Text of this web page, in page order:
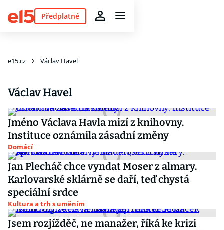
Předplatné
e15.cz Václav Havel
Václav Havel
Jméno Václava Havla mizí z knihovny.
Instituce oznámila zásadní změny
Domácí
Jan Plecháč chce vyndat Moser z almary.
Karlovarské sklárně se daří, teď chystá
speciální srdce
Kultura a trh s uměním
Jsem rozjížděč, ne manažer, říká ke krizi